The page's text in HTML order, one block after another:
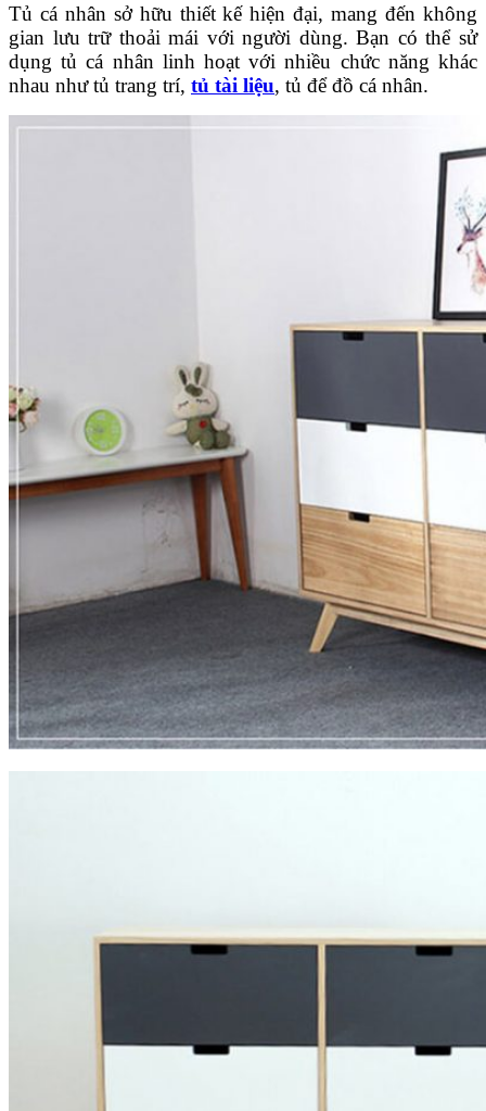
Tủ cá nhân sở hữu thiết kế hiện đại, mang đến không
gian lưu trữ thoải mái với người dùng. Bạn có thể sử
dụng tủ cá nhân linh hoạt với nhiều chức năng khác
nhau như tủ trang trí, tủ tài liệu, tủ để đồ cá nhân.